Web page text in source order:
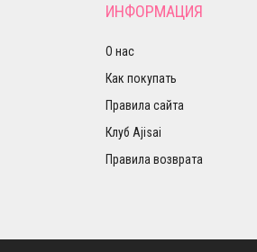
ИНФОРМАЦИЯ
О нас
Как покупать
Правила сайта
Клуб Ajisai
Правила возврата